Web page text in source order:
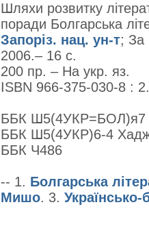
Шляхи розвитку
поради Болгарська
Запоріз. нац. ун-т;
2006.– 16 с.
200 пр. – На укр. яз.
ISBN 966-375-030-8 :
ББК Ш5(4УКР=БОЛ)я7
ББК Ш5(4УКР)6-4
ББК Ч486
-- 1. Болгарська
Мишо. 3. Українсько-